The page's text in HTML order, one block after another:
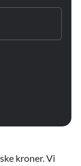
kroner. Vi